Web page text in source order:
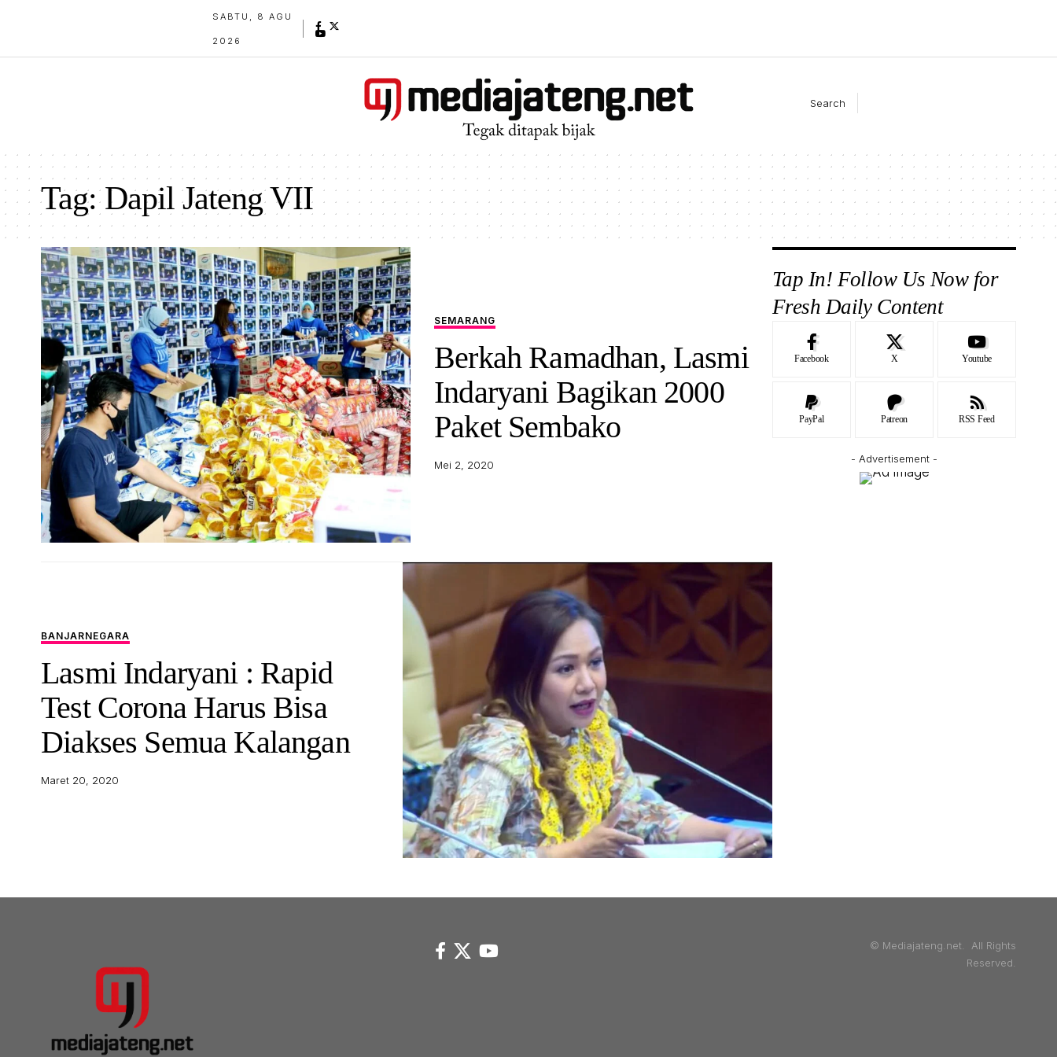
SABTU, 8 AGU
2026
Search
Tag:Dapil Jateng VII
SEMARANG
Berkah Ramadhan, Lasmi
Indaryani Bagikan 2000
Paket Sembako
Mei 2, 2020
BANJARNEGARA
Lasmi Indaryani : Rapid
Test Corona Harus Bisa
Diakses Semua Kalangan
Maret 20, 2020
Tap In! Follow Us Now for
Fresh Daily Content
Facebook X Youtube
PayPal Patreon RSS Feed
- Advertisement -
© Mediajateng.net. All Rights
Reserved.